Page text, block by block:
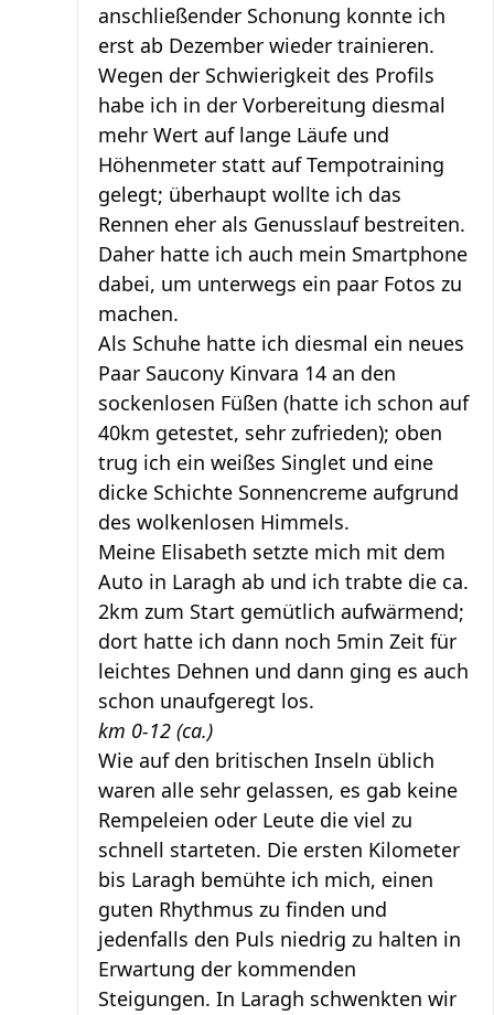
anschließender Schonung konnte ich
erst ab Dezember wieder trainieren.
Wegen der Schwierigkeit des Profils
habe ich in der Vorbereitung diesmal
mehr Wert auf lange Läufe und
Höhenmeter statt auf Tempotraining
gelegt; überhaupt wollte ich das
Rennen eher als Genusslauf bestreiten.
Daher hatte ich auch mein Smartphone
dabei, um unterwegs ein paar Fotos zu
machen.
Als Schuhe hatte ich diesmal ein neues
Paar Saucony Kinvara 14 an den
sockenlosen Füßen (hatte ich schon auf
40km getestet, sehr zufrieden); oben
trug ich ein weißes Singlet und eine
dicke Schichte Sonnencreme aufgrund
des wolkenlosen Himmels.
Meine Elisabeth setzte mich mit dem
Auto in Laragh ab und ich trabte die ca.
2km zum Start gemütlich aufwärmend;
dort hatte ich dann noch 5min Zeit für
leichtes Dehnen und dann ging es auch
schon unaufgeregt los.
km 0-12 (ca.)
Wie auf den britischen Inseln üblich
waren alle sehr gelassen, es gab keine
Rempeleien oder Leute die viel zu
schnell starteten. Die ersten Kilometer
bis Laragh bemühte ich mich, einen
guten Rhythmus zu finden und
jedenfalls den Puls niedrig zu halten in
Erwartung der kommenden
Steigungen. In Laragh schwenkten wir